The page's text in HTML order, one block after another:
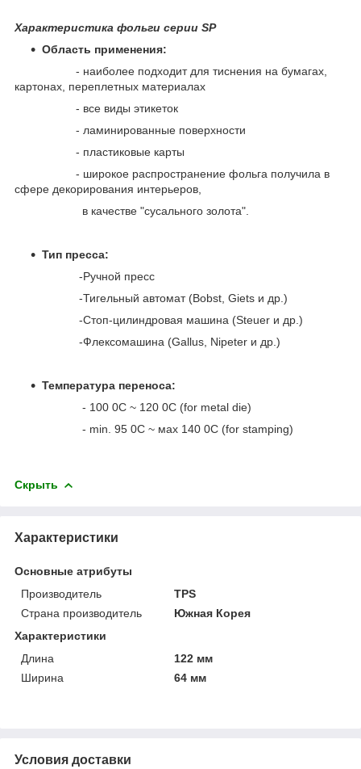
Характеристика фольги серии SP
Область применения:
- наиболее подходит для тиснения на бумагах,
картонах, переплетных материалах
- все виды этикеток
- ламинированные поверхности
- пластиковые карты
- широкое распространение фольга получила в
сфере декорирования интерьеров,
в качестве "сусального золота".
Тип пресса:
-Ручной пресс
-Тигельный автомат (Bobst, Giets и др.)
-Стоп-цилиндровая машина (Steuer и др.)
-Флексомашина (Gallus, Nipeter и др.)
Температура переноса:
- 100 0С ~ 120 0С (for metal die)
- min. 95 0С ~ мах 140 0С (for stamping)
Скрыть
Характеристики
Основные атрибуты
Производитель
TPS
Страна производитель
Южная Корея
Характеристики
Длина
122 мм
Ширина
64 мм
Условия доставки